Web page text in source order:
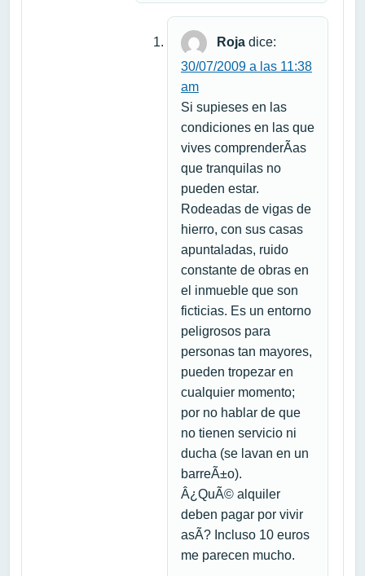
Roja dice:
30/07/2009 a las 11:38
am
Si supieses en las
condiciones en las que
vives comprenderÃ­as
que tranquilas no
pueden estar.
Rodeadas de vigas de
hierro, con sus casas
apuntaladas, ruido
constante de obras en
el inmueble que son
ficticias. Es un entorno
peligrosos para
personas tan mayores,
pueden tropezar en
cualquier momento;
por no hablar de que
no tienen servicio ni
ducha (se lavan en un
barreÃ±o).
Â¿QuÃ© alquiler
deben pagar por vivir
asÃ­? Incluso 10 euros
me parecen mucho.